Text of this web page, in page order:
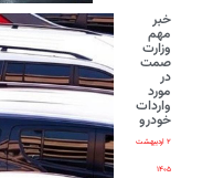
خبر
مهم
وزارت
صمت
در
مورد
واردات
خودرو
۲ اردیبهشت
۱۴۰۵